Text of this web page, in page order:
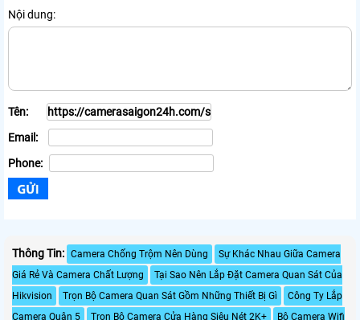
Nội dung:
Tên:
Email:
Phone:
Thông Tin: Camera Chống Trộm Nên Dùng
Sự Khác Nhau Giữa Camera
Giá Rẻ Và Camera Chất Lượng
Tại Sao Nên Lắp Đặt Camera Quan Sát Của
Hikvision
Trọn Bộ Camera Quan Sát Gồm Những Thiết Bị Gì
Công Ty Lắp
Camera Quận 5
Trọn Bộ Camera Cửa Hàng Siêu Nét 2K+ Bộ Camera Wifi